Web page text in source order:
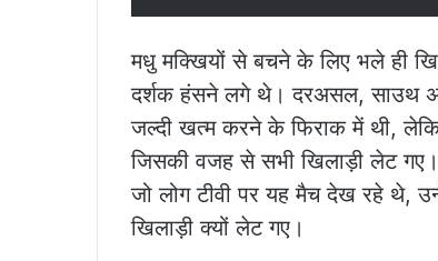
मधु मक्खियों से बचने के लिए भले ही
दर्शक हंसने लगे थे। दरअसल, साउथ
जल्दी खत्म करने के फिराक में थी,
जिसकी वजह से सभी खिलाड़ी लेट
जो लोग टीवी पर यह मैच देख रहे थे,
खिलाड़ी क्यों लेट गए।